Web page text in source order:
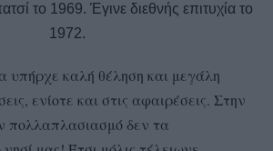
το 1969. Έγινε διεθνής επιτυχία το
1972.
υπήρχε καλή θέληση και μεγάλη
ενίοτε και στις αφαιρέσεις. Στην
πολλαπλασιασμό δεν τα